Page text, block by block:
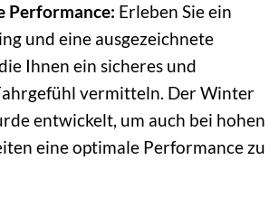
Performance: Erleben Sie ein
und eine ausgezeichnete
Ihnen ein sicheres und
vermitteln. Der Winter
entwickelt, um auch bei hohen
eine optimale Performance zu